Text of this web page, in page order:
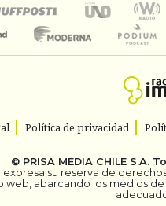
Política de privacidad
© PRISA MEDIA CHILE S.A.
expresa su reserva de
web, abarcando los medios